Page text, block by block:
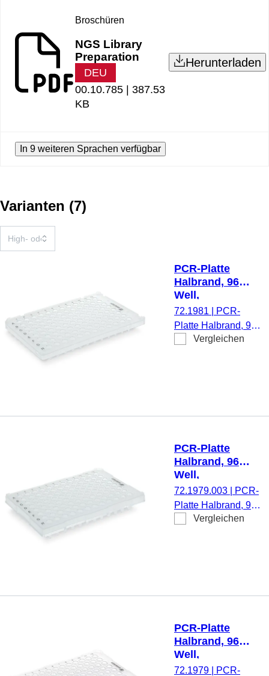
Broschüren
NGS Library
Preparation
DEU
00.10.785 | 387.53
KB
Herunterladen
In 9 weiteren Sprachen verfügbar
Varianten (7)
PCR-Platte
Halbrand, 96
Well,
transparent, Low
Profile, 100 µl,
PCR
Performance
72.1981
PCR-
Platte Halbrand, 96
Well, transparent,
Vergleichen
PCR-Platte
Halbrand, 96
Well,
transparent,
High Profile, 200
µl, PCR
Performance
72.1979.003
PCR-
Platte Halbrand, 96
Well, mit
Stück/Minigripbeutel
Vergleichen
PCR-Platte
Halbrand, 96
Well,
transparent,
72.1979 PCR-